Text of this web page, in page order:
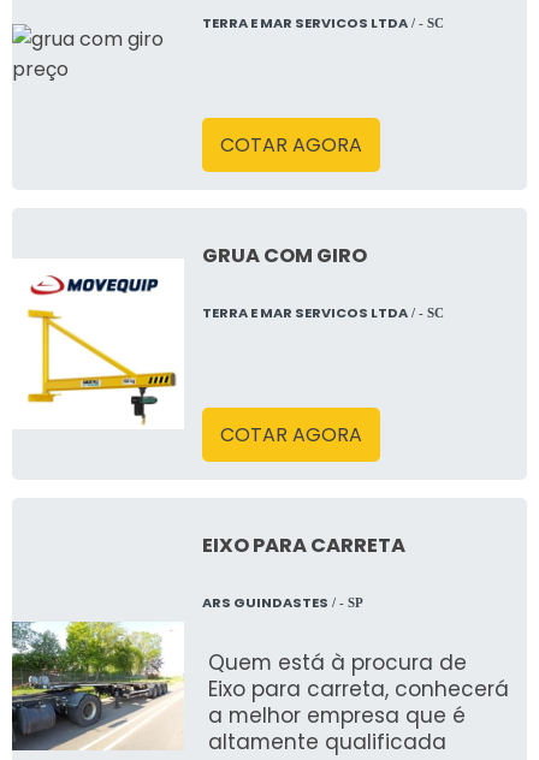
TERRA E MAR SERVICOS LTDA/ - SC
COTAR AGORA
GRUA COM GIRO
TERRA E MAR SERVICOS LTDA/ - SC
COTAR AGORA
EIXO PARA CARRETA
ARS GUINDASTES / - SP
Quem está à procura de
Eixo para carreta, conhecerá
a melhor empresa que é
altamente qualificada